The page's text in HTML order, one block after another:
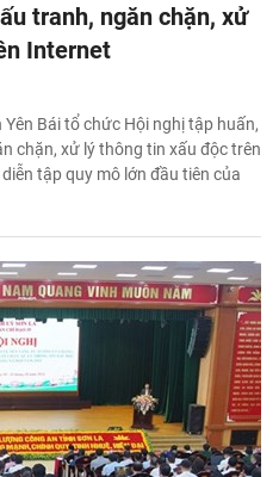
tranh, ngăn chặn, xử
Internet
Bái tổ chức Hội nghị tập huấn,
chặn, xử lý thông tin xấu độc trên
tập quy mô lớn đầu tiên của